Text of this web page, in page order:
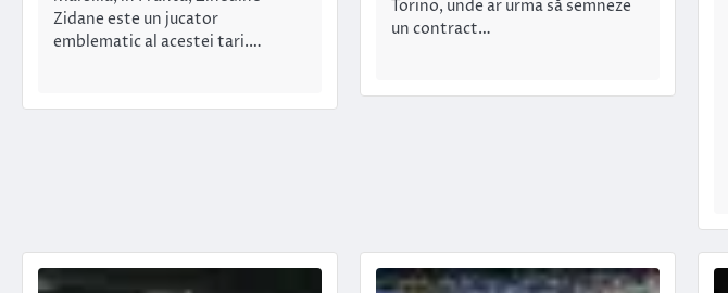
Zidane este un jucator
emblematic al acestei tari.…
Torino, unde ar urma să semneze
un contract…